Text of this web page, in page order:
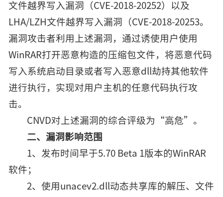
文件越界写入漏洞（CVE-2018-20252）以及
LHA/LZH文件越界写入漏洞（CVE-2018-20253。
漏洞攻击者利用上述漏洞，通过诱使用户使用
WinRAR打开恶意构造的压缩包文件，将恶意代码
写入系统启动目录或者写入恶意dll劫持其他软件
进行执行，实现对用户主机的任意代码执行攻
击。
CNVD对上述漏洞的综合评级为“高危”。
二、漏洞影响范围
1、发布时间早于5.70 Beta 1版本的WinRAR
软件；
2、使用unacev2.dll动态共享库的解压、文件